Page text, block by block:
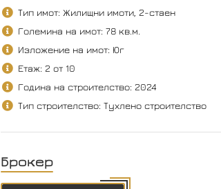
Тип имот: Жилищни имоти, 2-стаен
Големина на имот: 78 кв.м.
Изложение на имот: Юг
Етаж: 2 от 10
Година на строителство: 2024
Тип строителство: Тухлено строителство
Брокер